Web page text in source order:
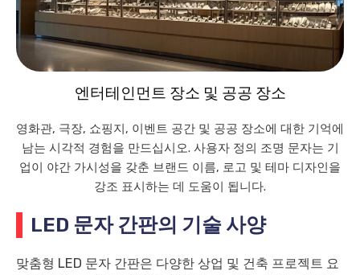
엔터테인먼트 장소 및 공공 장소
영화관, 극장, 쇼핑지, 이벤트 공간 및 공공 장소에 대한 기억에
남는 시각적 경험을 만드십시오. 사용자 정의 조명 문자는 기
업이 야간 가시성을 갖춘 브랜드 이름, 로고 및 테마 디자인을
강조 표시하는 데 도움이 됩니다.
LED 문자 간판의 기술 사양
맞춤형 LED 문자 간판은 다양한 상업 및 건축 프로젝트 요